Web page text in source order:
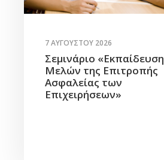
7 ΑΥΓΟΎΣΤΟΥ 2026
Σεμινάριο «Εκπαίδευση
Μελών της Επιτροπής
Ασφαλείας των
Επιχειρήσεων»